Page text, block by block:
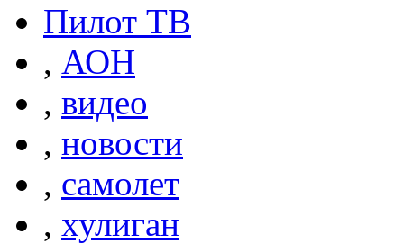
Пилот ТВ
, АОН
, видео
, новости
, самолет
, хулиган